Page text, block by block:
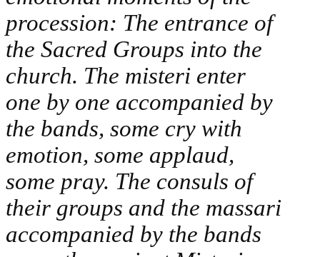
procession: The entrance of
the Sacred Groups into the
church. The misteri enter
one by one accompanied by
the bands, some cry with
emotion, some applaud,
some pray. The consuls of
their groups and the massari
accompanied by the bands